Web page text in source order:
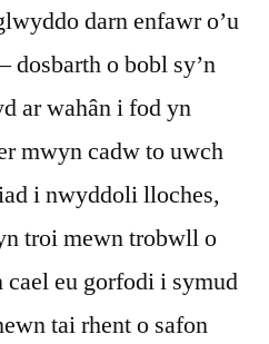
darn enfawr o’u
o bobl sy’n
ar wahân i fod yn
mwyn cadw to uwch
i nwyddoli lloches,
troi mewn trobwll o
eu gorfodi i symud
tai rhent o safon